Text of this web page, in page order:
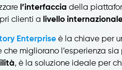
l’interfaccia della
clienti a livello
Enterprise è la chiave per
migliorano l’esperienza
, è la soluzione ideale per